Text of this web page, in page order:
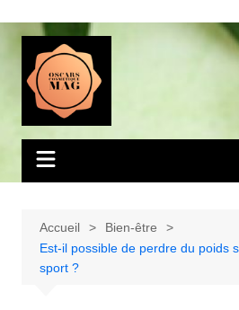
contenu
Accueil
Bien-être
Est-il possible de perdre du poids
sport ?